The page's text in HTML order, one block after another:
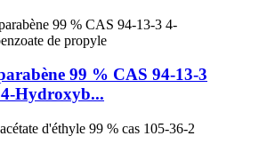
99 % CAS 94-13-3
Hydroxyb...